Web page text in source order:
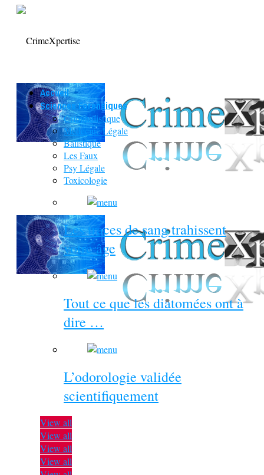
Accueil
Sciences Forensiques
Criminalistique
Médecine Légale
Balistique
Les Faux
Psy Légale
Toxicologie
Les traces de sang trahissent
votre âge
Tout ce que les diatomées ont à
dire …
L’odorologie validée
scientifiquement
View all
View all
View all
View all